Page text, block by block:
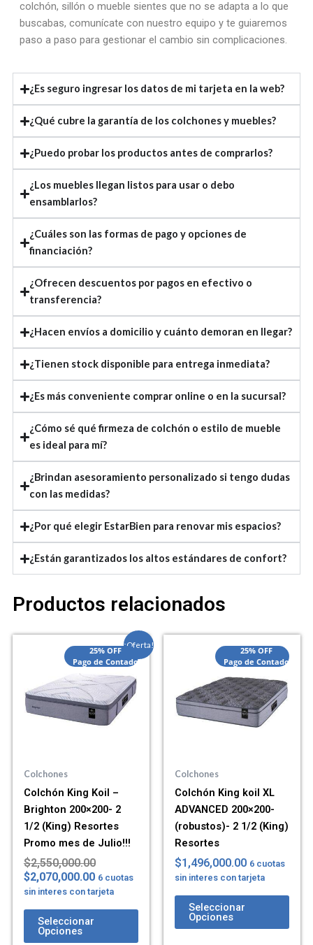
colchón, sillón o mueble sientes que no se adapta a lo que
buscabas, comunícate con nuestro equipo y te guiaremos
paso a paso para gestionar el cambio sin complicaciones.
¿Es seguro ingresar los datos de mi tarjeta en la web?
¿Qué cubre la garantía de los colchones y muebles?
¿Puedo probar los productos antes de comprarlos?
¿Los muebles llegan listos para usar o debo
ensamblarlos?
¿Cuáles son las formas de pago y opciones de
financiación?
¿Ofrecen descuentos por pagos en efectivo o
transferencia?
¿Hacen envíos a domicilio y cuánto demoran en llegar?
¿Tienen stock disponible para entrega inmediata?
¿Es más conveniente comprar online o en la sucursal?
¿Cómo sé qué firmeza de colchón o estilo de mueble
es ideal para mí?
¿Brindan asesoramiento personalizado si tengo dudas
con las medidas?
¿Por qué elegir EstarBien para renovar mis espacios?
¿Están garantizados los altos estándares de confort?
Productos relacionados
¡Oferta!
25% OFF
Pago de Contado
Colchones
Colchón King Koil –
Brighton 200×200- 2
1/2 (King) Resortes
Promo mes de Julio!!!
$2,550,000.00
precio
original
era:
$2,550,000.00.
$2,070,000.00
precio
actual
es:
$2,070,000.00.
6 cuotas
sin interes con tarjeta
Seleccionar
Opciones
25% OFF
Pago de Contado
Colchones
Colchón King koil XL
ADVANCED 200×200-
(robustos)- 2 1/2 (King)
Resortes
$1,496,000.00 6 cuotas
sin interes con tarjeta
Seleccionar
Opciones